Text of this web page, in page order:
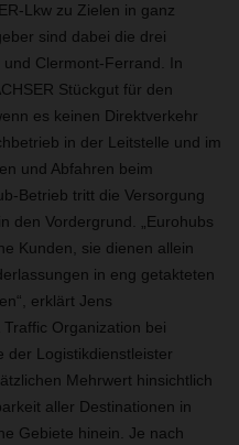
Lkw zu Zielen in ganz
sind dabei die drei
Clermont-Ferrand. In
Stückgut für den
es keinen Direktverkehr
in der Leitstelle und im
und Abfahren beim
Betrieb tritt die Versorgung
den Vordergrund. „Eurohubs
Kunden, sie dienen allein
in eng getakteten
erklärt Jens
Organization bei
der Logistikdienstleister
Mehrwert hinsichtlich
aller Destinationen in
Gebiete hinein. Je nach